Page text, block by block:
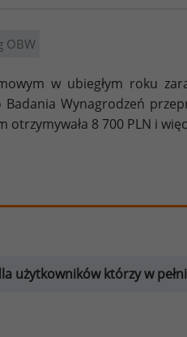
OBW
w ubiegłym roku
Wynagrodzeń
otrzymywała 8 700 PLN i
użytkowników którzy w